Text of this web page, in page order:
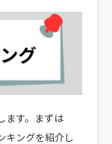
ます。まずは
キングを紹介し